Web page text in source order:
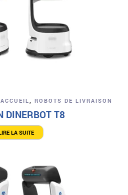
ROBOTS DE LIVRAISON
DINERBOT T8
LA SUITE